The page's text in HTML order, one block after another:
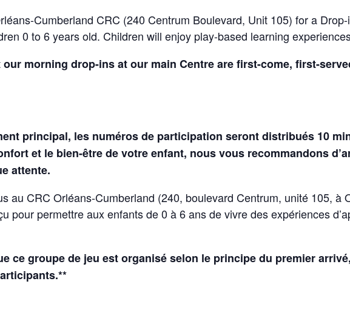
Cumberland CRC (240 Centrum Boulevard, Unit 105) for a
0 to 6 years old. Children will enjoy play-based learning
our morning drop-ins at our main Centre are first-come, first-
principal, les numéros de participation seront distribués 10
et le bien-être de votre enfant, nous vous recommandons
attente.
au CRC Orléans-Cumberland (240, boulevard Centrum, unité 105, à
pour permettre aux enfants de 0 à 6 ans de vivre des expériences
ce groupe de jeu est organisé selon le principe du premier